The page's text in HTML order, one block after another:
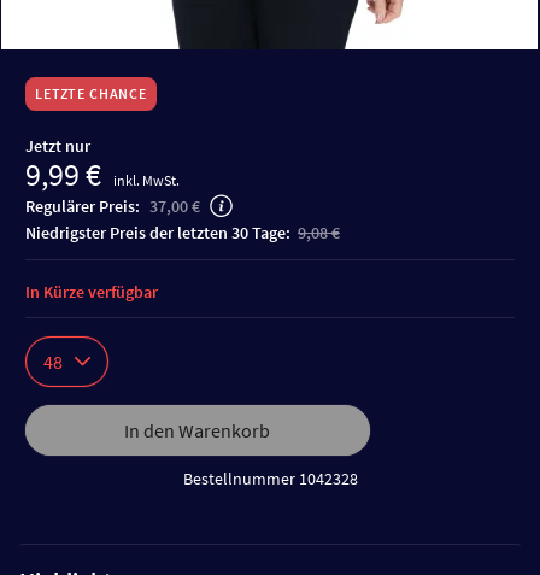
LETZTE CHANCE
Jetzt nur
9,99 € inkl. MwSt.
Regulärer Preis: 37,00 €
niedrigster Preis der letzten 30 Tage: 9,08 €
48
In den Warenkorb
Bestellnummer 1042328
In Kürze verfügbar